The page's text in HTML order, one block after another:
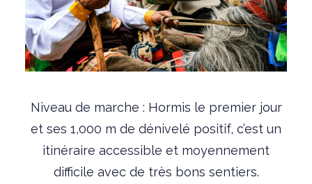
Niveau de marche : Hormis le premier jour
et ses 1,000 m de dénivelé positif, c’est un
itinéraire accessible et moyennement
difficile avec de très bons sentiers.